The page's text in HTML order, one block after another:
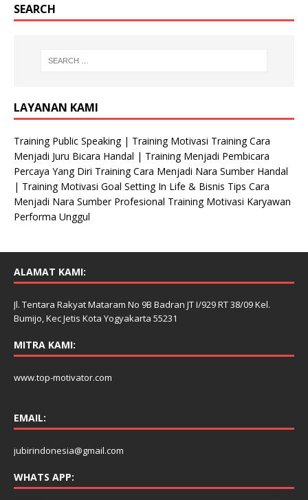
SEARCH
LAYANAN KAMI
Training Public Speaking | Training Motivasi Training Cara
Menjadi Juru Bicara Handal | Training Menjadi Pembicara
Percaya Yang Diri Training Cara Menjadi Nara Sumber Handal
| Training Motivasi Goal Setting In Life & Bisnis Tips Cara
Menjadi Nara Sumber Profesional Training Motivasi Karyawan
Performa Unggul
ALAMAT KAMI:
Jl. Tentara Rakyat Mataram No 9B Badran JT I/929 RT 38/09 Kel.
Bumijo, Kec Jetis Kota Yogyakarta 55231
MITRA KAMI:
www.top-motivator.com
EMAIL:
jubirindonesia@gmail.com
WHATS APP: